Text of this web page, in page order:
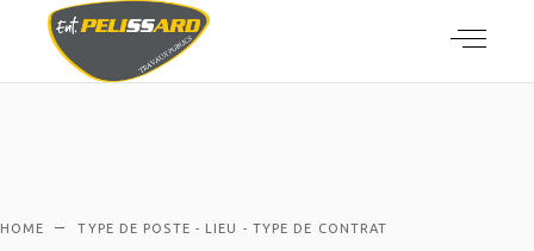
HOME TYPE DE POSTE - LIEU - TYPE DE CONTRAT